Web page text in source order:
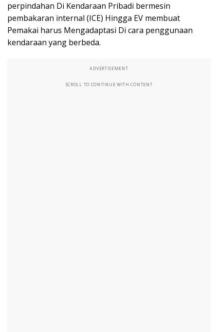
perpindahan Di Kendaraan Pribadi bermesin
pembakaran internal (ICE) Hingga EV membuat
Pemakai harus Mengadaptasi Di cara penggunaan
kendaraan yang berbeda.
ADVERTISEMENT
SCROLL TO CONTINUE WITH CONTENT